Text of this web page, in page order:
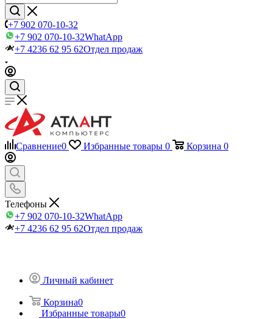
+7 902 070-10-32
+7 902 070-10-32WhatApp
+7 4236 62 95 62Отдел продаж
Сравнение0 Избранные товары 0 Корзина 0
Телефоны
+7 902 070-10-32WhatApp
+7 4236 62 95 62Отдел продаж
Личный кабинет
Корзина0
Избранные товары0